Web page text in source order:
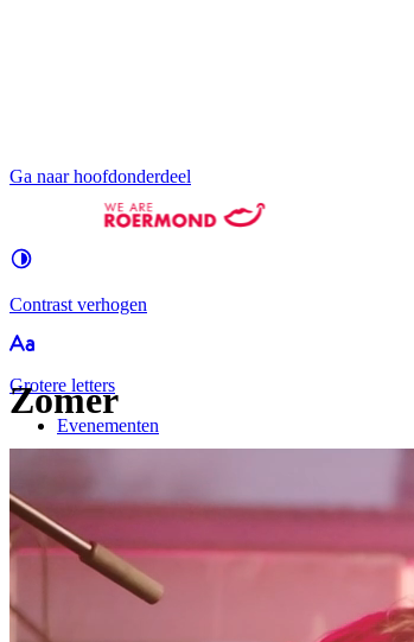
Ga naar hoofdonderdeel
Contrast verhogen
Grotere letters
Evenementen
Zomer